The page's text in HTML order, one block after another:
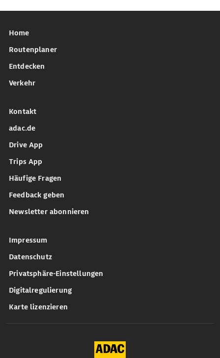
Home
Routenplaner
Entdecken
Verkehr
Kontakt
adac.de
Drive App
Trips App
Häufige Fragen
Feedback geben
Newsletter abonnieren
Impressum
Datenschutz
Privatsphäre-Einstellungen
Digitalregulierung
Karte lizenzieren